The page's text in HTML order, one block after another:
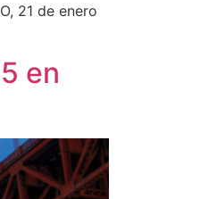
21 de enero
en